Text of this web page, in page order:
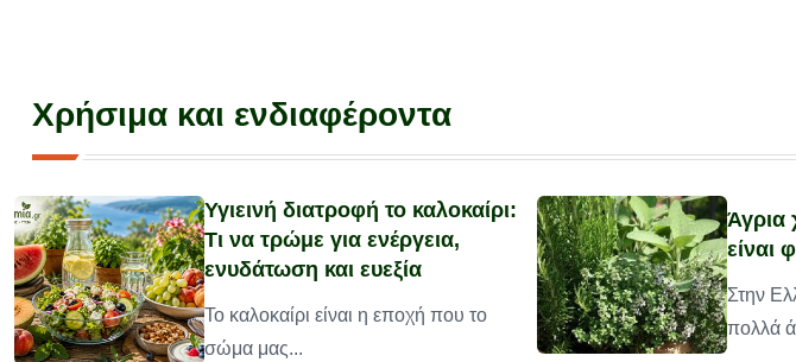
Χρήσιμα και ενδιαφέροντα
Υγιεινή διατροφή το καλοκαίρι:
Τι να τρώμε για ενέργεια,
ενυδάτωση και ευεξία
Το καλοκαίρι είναι η εποχή που το
σώμα μας...
Άγρια
είναι
Στην
πολλά